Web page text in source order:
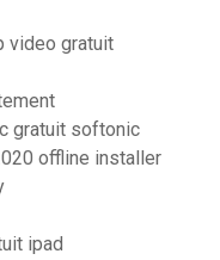
video gratuit
gratuit softonic
offline installer
ipad